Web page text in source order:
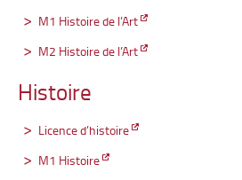
M1 Histoire de l’Art
M2 Histoire de l’Art
Histoire
Licence d’histoire
M1 Histoire